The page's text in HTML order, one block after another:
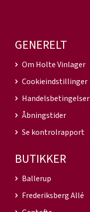
GENERELT
Om Holte Vinlager
Cookieindstillinger
Handelsbetingelser
Åbningstider
Se kontrolrapport
BUTIKKER
Ballerup
Frederiksberg Allé